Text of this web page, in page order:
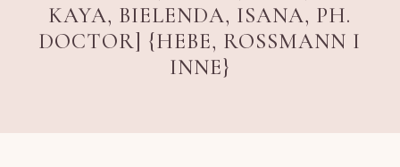
KAYA, BIELENDA, ISANA, PH.
DOCTOR] {HEBE, ROSSMANN I
INNE}